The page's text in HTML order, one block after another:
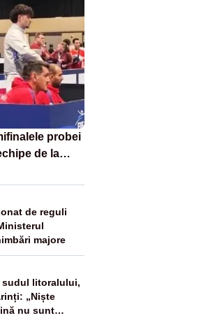
probei
de la
de reguli
majore
sudul litoralului,
„Niște
nu sunt